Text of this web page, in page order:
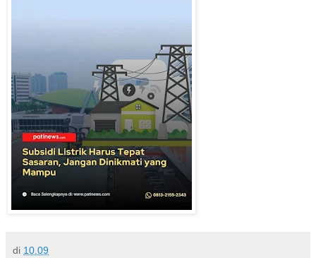
di 10.09